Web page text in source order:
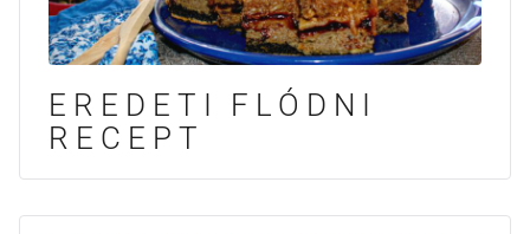
EREDETI FLÓDNI
RECEPT